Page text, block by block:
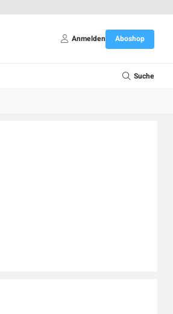
Anmelden Aboshop
Suche